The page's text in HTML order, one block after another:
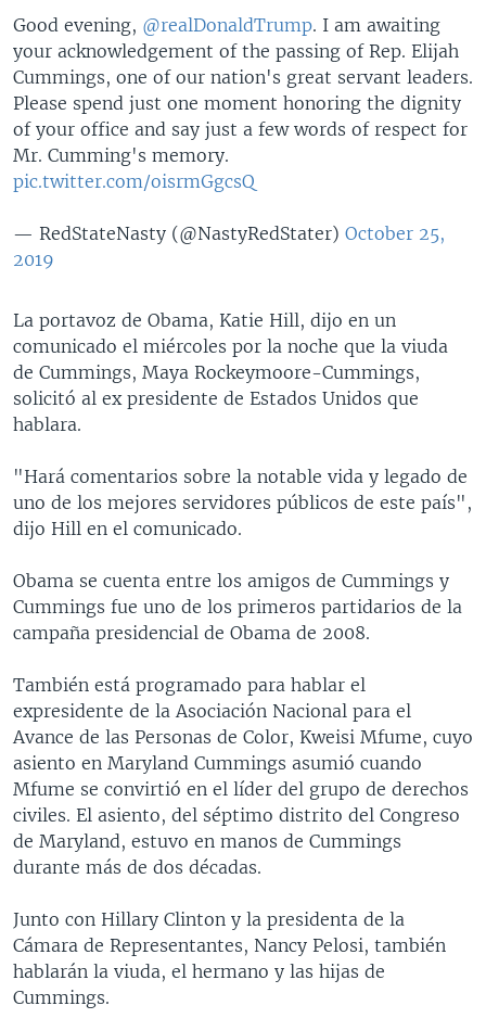
Good evening, @realDonaldTrump. I am awaiting
your acknowledgement of the passing of Rep. Elijah
Cummings, one of our nation's great servant leaders.
Please spend just one moment honoring the dignity
of your office and say just a few words of respect for
Mr. Cumming's memory.
pic.twitter.com/oisrmGgcsQ
— RedStateNasty (@NastyRedStater) October 25,
2019
La portavoz de Obama, Katie Hill, dijo en un
comunicado el miércoles por la noche que la viuda
de Cummings, Maya Rockeymoore-Cummings,
solicitó al ex presidente de Estados Unidos que
hablara.
"Hará comentarios sobre la notable vida y legado de
uno de los mejores servidores públicos de este país",
dijo Hill en el comunicado.
Obama se cuenta entre los amigos de Cummings y
Cummings fue uno de los primeros partidarios de la
campaña presidencial de Obama de 2008.
También está programado para hablar el
expresidente de la Asociación Nacional para el
Avance de las Personas de Color, Kweisi Mfume, cuyo
asiento en Maryland Cummings asumió cuando
Mfume se convirtió en el líder del grupo de derechos
civiles. El asiento, del séptimo distrito del Congreso
de Maryland, estuvo en manos de Cummings
durante más de dos décadas.
Junto con Hillary Clinton y la presidenta de la
Cámara de Representantes, Nancy Pelosi, también
hablarán la viuda, el hermano y las hijas de
Cummings.